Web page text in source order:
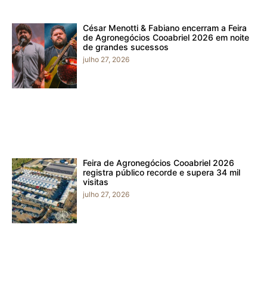
César Menotti & Fabiano encerram a Feira
de Agronegócios Cooabriel 2026 em noite
de grandes sucessos
julho 27, 2026
Feira de Agronegócios Cooabriel 2026
registra público recorde e supera 34 mil
visitas
julho 27, 2026